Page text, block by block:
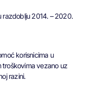
razdoblju 2014. – 2020.
korisnicima u
troškovima vezano uz
razini.